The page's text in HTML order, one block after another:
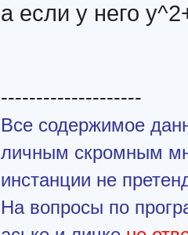
а если у него
--------------------
Все содержимое
личным скромным
инстанции не
На вопросы по